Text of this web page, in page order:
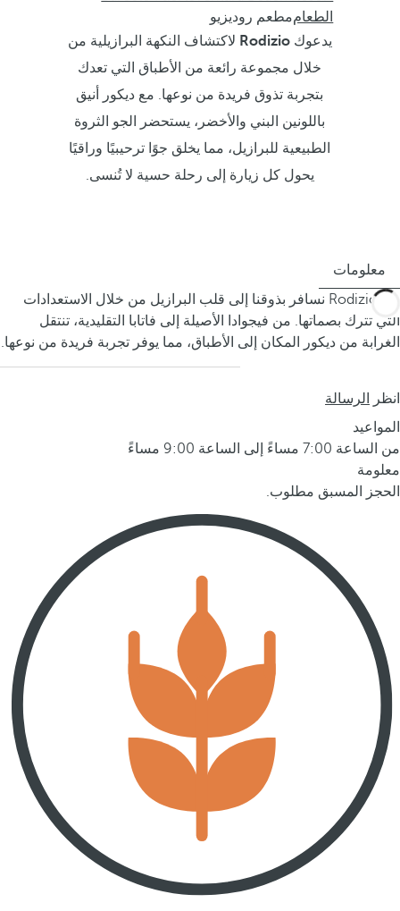
الطعاممطعم روديزيو
يدعوكRodizio لاكتشاف النكهة البرازيلية من
خلال مجموعة رائعة من الأطباق التي تعدك
بتجربة تذوق فريدة من نوعها. مع ديكور أنيق
باللونين البني والأخضر، يستحضر الجو الثروة
الطبيعية للبرازيل، مما يخلق جوًا ترحيبيًا وراقيًا
يحول كل زيارة إلى رحلة حسية لا تُنسى.
معلومات
في Rodizio نسافر بذوقنا إلى قلب البرازيل من خلال الاستعدادات
التي تترك بصماتها. من فيجوادا الأصيلة إلى فاتابا التقليدية، تنتقل
الغرابة من ديكور المكان إلى الأطباق، مما يوفر تجربة فريدة من نوعها.
انظر
الرسالة
المواعيد
من الساعة 7:00 مساءً إلى الساعة 9:00 مساءً
معلومة
الحجز المسبق مطلوب.